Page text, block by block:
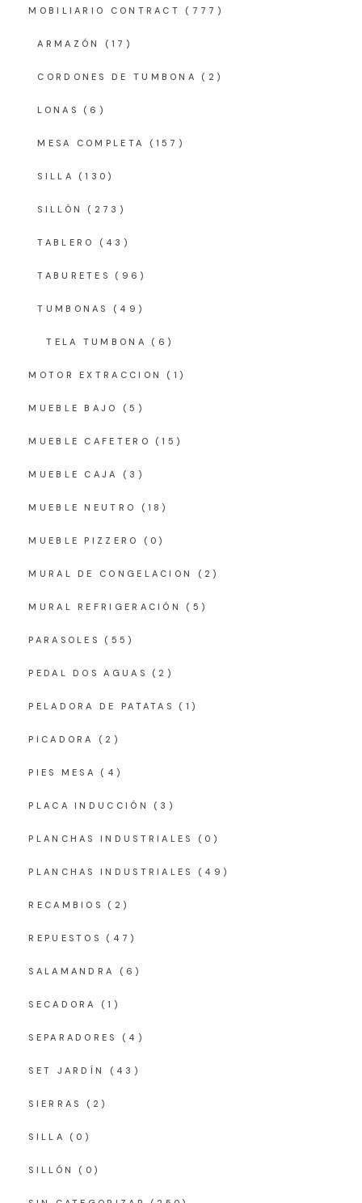
MOBILIARIO CONTRACT (777)
ARMAZÓN (17)
CORDONES DE TUMBONA (2)
LONAS (6)
MESA COMPLETA (157)
SILLA (130)
SILLÓN (273)
TABLERO (43)
TABURETES (96)
TUMBONAS (49)
TELA TUMBONA (6)
MOTOR EXTRACCION (1)
MUEBLE BAJO (5)
MUEBLE CAFETERO (15)
MUEBLE CAJA (3)
MUEBLE NEUTRO (18)
MUEBLE PIZZERO (0)
MURAL DE CONGELACION (2)
MURAL REFRIGERACIÓN (5)
PARASOLES (55)
PEDAL DOS AGUAS (2)
PELADORA DE PATATAS (1)
PICADORA (2)
PIES MESA (4)
PLACA INDUCCIÓN (3)
PLANCHAS INDUSTRIALES (0)
PLANCHAS INDUSTRIALES (49)
RECAMBIOS (2)
REPUESTOS (47)
SALAMANDRA (6)
SECADORA (1)
SEPARADORES (4)
SET JARDÍN (43)
SIERRAS (2)
SILLA (0)
SILLÓN (0)